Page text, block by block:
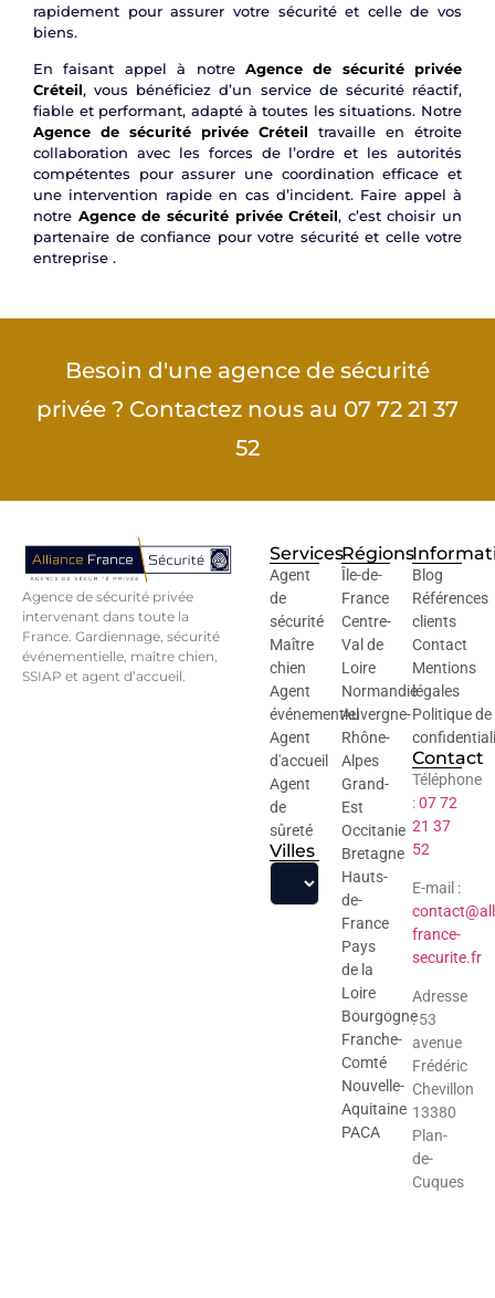
rapidement pour assurer votre sécurité et celle de vos
biens.
En faisant appel à notre Agence de sécurité privée
Créteil, vous bénéficiez d’un service de sécurité réactif,
fiable et performant, adapté à toutes les situations. Notre
Agence de sécurité privée Créteil travaille en étroite
collaboration avec les forces de l’ordre et les autorités
compétentes pour assurer une coordination efficace et
une intervention rapide en cas d’incident. Faire appel à
notre Agence de sécurité privée Créteil, c’est choisir un
partenaire de confiance pour votre sécurité et celle votre
entreprise .
Besoin d'une agence de sécurité
privée ? Contactez nous au 07 72 21 37
52
Agence de sécurité privée
intervenant dans toute la
France. Gardiennage, sécurité
événementielle, maître chien,
SSIAP et agent d’accueil.
Services
Agent
de
sécurité
Maître
chien
Agent
événementiel
Agent
d'accueil
Agent
de
sûreté
Villes
Régions
Île-de-
France
Centre-
Val de
Loire
Normandie
Auvergne-
Rhône-
Alpes
Grand-
Est
Occitanie
Bretagne
Hauts-
de-
France
Pays
de la
Loire
Bourgogne
Franche-
Comté
Nouvelle-
Aquitaine
PACA
Blog
Références
clients
Contact
Mentions
légales
Politique de
Contact
Téléphone
:07 72
21 37
52
E-mail :
france-
securite.fr
Adresse
: 53
avenue
Frédéric
Chevillon
13380
Plan-
de-
Cuques